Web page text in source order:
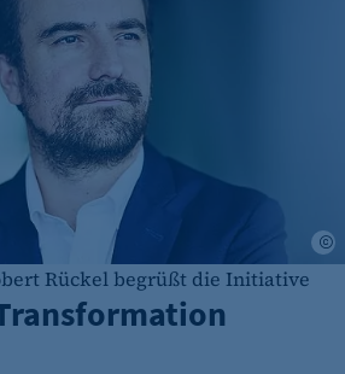
Rückel begrüßt die Initiative